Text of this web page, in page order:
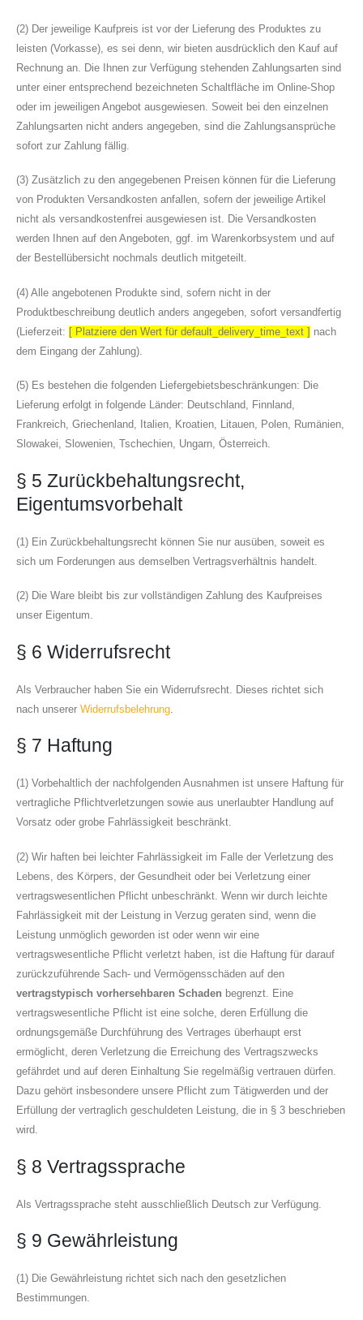
(2) Der jeweilige Kaufpreis ist vor der Lieferung des Produktes zu
leisten (Vorkasse), es sei denn, wir bieten ausdrücklich den Kauf auf
Rechnung an. Die Ihnen zur Verfügung stehenden Zahlungsarten sind
unter einer entsprechend bezeichneten Schaltfläche im Online-Shop
oder im jeweiligen Angebot ausgewiesen. Soweit bei den einzelnen
Zahlungsarten nicht anders angegeben, sind die Zahlungsansprüche
sofort zur Zahlung fällig.
(3) Zusätzlich zu den angegebenen Preisen können für die Lieferung
von Produkten Versandkosten anfallen, sofern der jeweilige Artikel
nicht als versandkostenfrei ausgewiesen ist. Die Versandkosten
werden Ihnen auf den Angeboten, ggf. im Warenkorbsystem und auf
der Bestellübersicht nochmals deutlich mitgeteilt.
(4) Alle angebotenen Produkte sind, sofern nicht in der
Produktbeschreibung deutlich anders angegeben, sofort versandfertig
(Lieferzeit: [ Platziere den Wert für default_delivery_time_text ] nach
dem Eingang der Zahlung).
(5) Es bestehen die folgenden Liefergebietsbeschränkungen: Die
Lieferung erfolgt in folgende Länder: Deutschland, Finnland,
Frankreich, Griechenland, Italien, Kroatien, Litauen, Polen, Rumänien,
Slowakei, Slowenien, Tschechien, Ungarn, Österreich.
§ 5 Zurückbehaltungsrecht,
Eigentumsvorbehalt
(1) Ein Zurückbehaltungsrecht können Sie nur ausüben, soweit es
sich um Forderungen aus demselben Vertragsverhältnis handelt.
(2) Die Ware bleibt bis zur vollständigen Zahlung des Kaufpreises
unser Eigentum.
§ 6 Widerrufsrecht
Als Verbraucher haben Sie ein Widerrufsrecht. Dieses richtet sich
nach unserer Widerrufsbelehrung
§ 7 Haftung
(1) Vorbehaltlich der nachfolgenden Ausnahmen ist unsere Haftung für
vertragliche Pflichtverletzungen sowie aus unerlaubter Handlung auf
Vorsatz oder grobe Fahrlässigkeit beschränkt.
(2) Wir haften bei leichter Fahrlässigkeit im Falle der Verletzung des
Lebens, des Körpers, der Gesundheit oder bei Verletzung einer
vertragswesentlichen Pflicht unbeschränkt. Wenn wir durch leichte
Fahrlässigkeit mit der Leistung in Verzug geraten sind, wenn die
Leistung unmöglich geworden ist oder wenn wir eine
vertragswesentliche Pflicht verletzt haben, ist die Haftung für darauf
zurückzuführende Sach- und Vermögensschäden auf den
vertragstypisch vorhersehbaren Schaden begrenzt. Eine
vertragswesentliche Pflicht ist eine solche, deren Erfüllung die
ordnungsgemäße Durchführung des Vertrages überhaupt erst
ermöglicht, deren Verletzung die Erreichung des Vertragszwecks
gefährdet und auf deren Einhaltung Sie regelmäßig vertrauen dürfen.
Dazu gehört insbesondere unsere Pflicht zum Tätigwerden und der
Erfüllung der vertraglich geschuldeten Leistung, die in § 3 beschrieben
wird.
§ 8 Vertragssprache
Als Vertragssprache steht ausschließlich Deutsch zur Verfügung.
§ 9 Gewährleistung
(1) Die Gewährleistung richtet sich nach den gesetzlichen
Bestimmungen.